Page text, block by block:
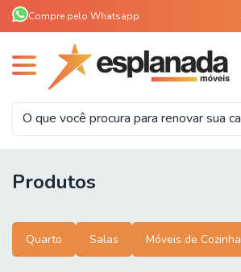
Compre pelo Whatsapp
Produtos
Quarto Salas Móveis de Cozinha